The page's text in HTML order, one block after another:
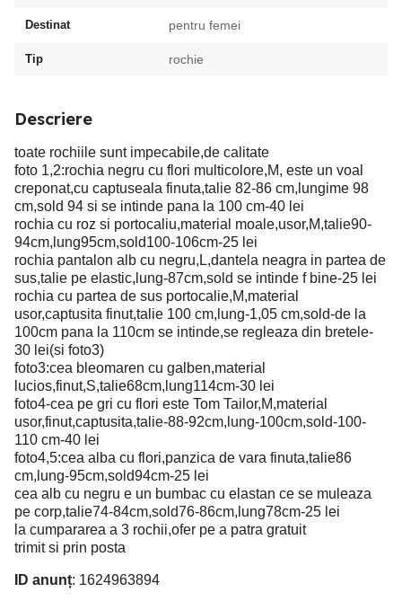
Destinat pentru femei
Tip rochie
Descriere
toate rochiile sunt impecabile,de calitate
foto 1,2:rochia negru cu flori multicolore,M, este un voal
creponat,cu captuseala finuta,talie 82-86 cm,lungime 98
cm,sold 94 si se intinde pana la 100 cm-40 lei
rochia cu roz si portocaliu,material moale,usor,M,talie90-
94cm,lung95cm,sold100-106cm-25 lei
rochia pantalon alb cu negru,L,dantela neagra in partea de
sus,talie pe elastic,lung-87cm,sold se intinde f bine-25 lei
rochia cu partea de sus portocalie,M,material
usor,captusita finut,talie 100 cm,lung-1,05 cm,sold-de la
100cm pana la 110cm se intinde,se regleaza din bretele-
30 lei(si foto3)
foto3:cea bleomaren cu galben,material
lucios,finut,S,talie68cm,lung114cm-30 lei
foto4-cea pe gri cu flori este Tom Tailor,M,material
usor,finut,captusita,talie-88-92cm,lung-100cm,sold-100-
110 cm-40 lei
foto4,5:cea alba cu flori,panzica de vara finuta,talie86
cm,lung-95cm,sold94cm-25 lei
cea alb cu negru e un bumbac cu elastan ce se muleaza
pe corp,talie74-84cm,sold76-86cm,lung78cm-25 lei
la cumpararea a 3 rochii,ofer pe a patra gratuit
trimit si prin posta
ID anunț: 1624963894